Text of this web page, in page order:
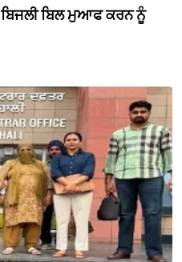
ਬਿਜਲੀ ਬਿਲ ਮੁਆਫ ਕਰਨ ਨੂੰ